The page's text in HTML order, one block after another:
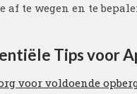
af te wegen en te
Tips voor
voor voldoende